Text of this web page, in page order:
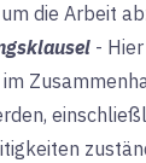
die Arbeit
-